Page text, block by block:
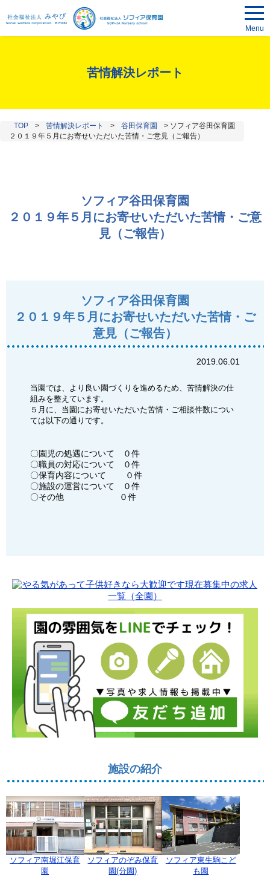
Menu
苦情解決レポート
TOP > 苦情解決レポート > 谷田保育園 > ソフィア谷田保育園
２０１９年５月にお寄せいただいた苦情・ご意見（ご報告）
ソフィア谷田保育園
２０１９年５月にお寄せいただいた苦情・ご意
見（ご報告）
ソフィア谷田保育園
２０１９年５月にお寄せいただいた苦情・ご
意見（ご報告）
2019.06.01
当園では、より良い園づくりを進めるため、苦情解決の仕
組みを整えています。
５月に、当園にお寄せいただいた苦情・ご相談件数につい
ては以下の通りです。
〇園児の処遇について ０件
〇職員の対応について ０件
〇保育内容について ０件
〇施設の運営について ０件
〇その他 ０件
施設の紹介
ソフィア南堀江保育
園
ソフィアのぞみ保育
園(分園)
ソフィア東生駒こど
も園